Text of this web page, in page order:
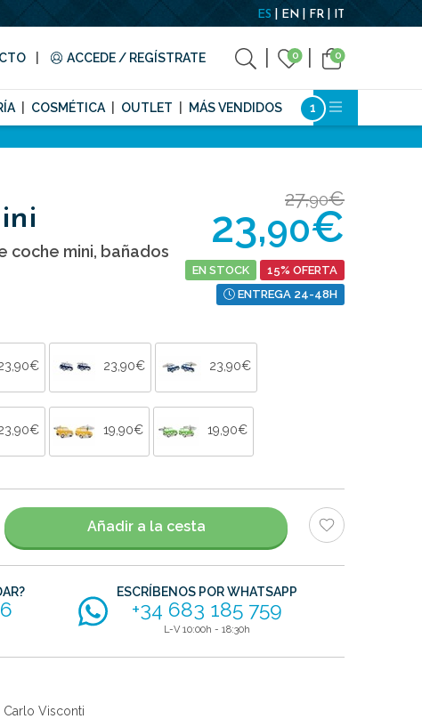
ES EN FR IT
ACCEDE / REGÍSTRATE 0 0
COSMÉTICA OUTLET MÁS VENDIDOS
coche mini, bañados
27,90€
23,90€
EN STOCK
15% OFERTA
ENTREGA 24-48H
23,90€ 23,90€
19,90€ 19,90€
Añadir a la cesta
ESCRÍBENOS POR WHATSAPP
+34 683 185 759
L-V 10:00h - 18:30h
Carlo Visconti